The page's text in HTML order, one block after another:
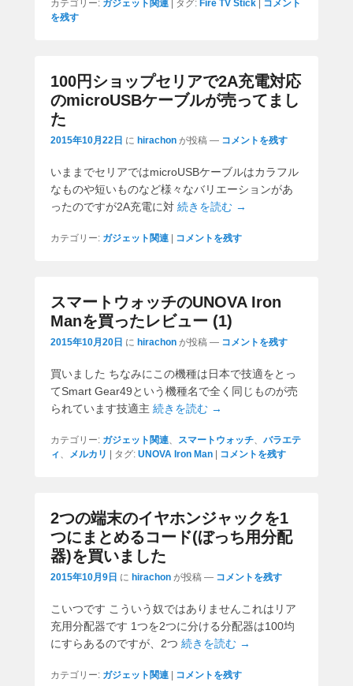
カテゴリー: ガジェット関連 | タグ: Fire TV Stick | コメント
を残す
100円ショップセリアで2A充電対応
のmicroUSBケーブルが売ってまし
た
2015年10月22日 に hirachon が投稿 — コメントを残す
いままでセリアではmicroUSBケーブルはカラフル
なものや短いものなど様々なバリエーションがあ
ったのですが2A充電に対 続きを読む →
カテゴリー: ガジェット関連 | コメントを残す
スマートウォッチのUNOVA Iron
Manを買ったレビュー (1)
2015年10月20日 に hirachon が投稿 — コメントを残す
買いました ちなみにこの機種は日本で技適をとっ
てSmart Gear49という機種名で全く同じものが売
られています技適主 続きを読む →
カテゴリー: ガジェット関連、 スマートウォッチ、 バラエテ
ィ 、 メルカリ | タグ: UNOVA Iron Man | コメントを残す
2つの端末のイヤホンジャックを1
つにまとめるコード(ぼっち用分配
器)を買いました
2015年10月9日 に hirachon が投稿 — コメントを残す
こいつです こういう奴ではありませんこれはリア
充用分配器です 1つを2つに分ける分配器は100均
にすらあるのですが、2つ 続きを読む →
カテゴリー: ガジェット関連 | コメントを残す